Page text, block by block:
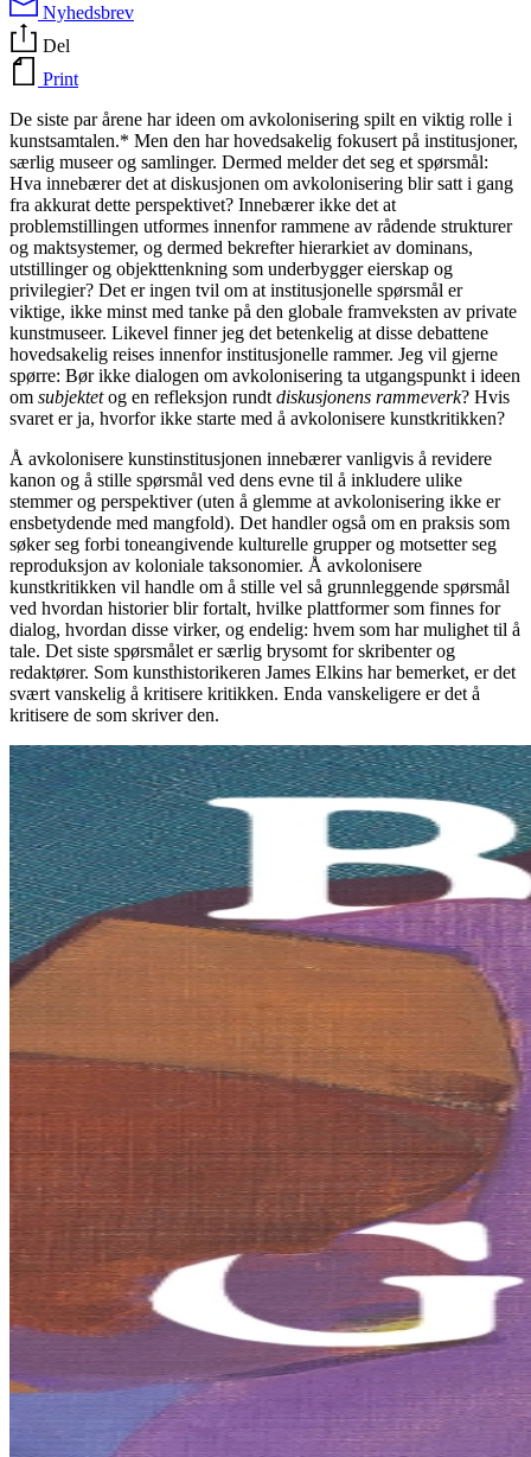
Nyhedsbrev
Del
Print
De siste par årene har ideen om avkolonisering spilt en viktig rolle i
kunstsamtalen.* Men den har hovedsakelig fokusert på institusjoner,
særlig museer og samlinger. Dermed melder det seg et spørsmål:
Hva innebærer det at diskusjonen om avkolonisering blir satt i gang
fra akkurat dette perspektivet? Innebærer ikke det at
problemstillingen utformes innenfor rammene av rådende strukturer
og maktsystemer, og dermed bekrefter hierarkiet av dominans,
utstillinger og objekttenkning som underbygger eierskap og
privilegier? Det er ingen tvil om at institusjonelle spørsmål er
viktige, ikke minst med tanke på den globale framveksten av private
kunstmuseer. Likevel finner jeg det betenkelig at disse debattene
hovedsakelig reises innenfor institusjonelle rammer. Jeg vil gjerne
spørre: Bør ikke dialogen om avkolonisering ta utgangspunkt i ideen
om subjektetog en refleksjon rundt diskusjonens rammeverk? Hvis
svaret er ja, hvorfor ikke starte med å avkolonisere kunstkritikken?
Å avkolonisere kunstinstitusjonen innebærer vanligvis å revidere
kanon og å stille spørsmål ved dens evne til å inkludere ulike
stemmer og perspektiver (uten å glemme at avkolonisering ikke er
ensbetydende med mangfold). Det handler også om en praksis som
søker seg forbi toneangivende kulturelle grupper og motsetter seg
reproduksjon av koloniale taksonomier. Å avkolonisere
kunstkritikken vil handle om å stille vel så grunnleggende spørsmål
ved hvordan historier blir fortalt, hvilke plattformer som finnes for
dialog, hvordan disse virker, og endelig: hvem som har mulighet til å
tale. Det siste spørsmålet er særlig brysomt for skribenter og
redaktører. Som kunsthistorikeren James Elkins har bemerket, er det
svært vanskelig å kritisere kritikken. Enda vanskeligere er det å
kritisere de som skriver den.